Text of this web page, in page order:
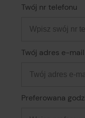
Twój nr telefonu
Twój adres e-mail
Preferowana